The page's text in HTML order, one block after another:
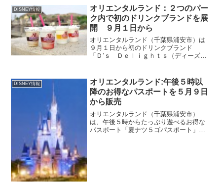
にボーカル・ギターのロスが、「来てく
れてありがとうございます...
DISNEY情報
オリエンタルランド：２つのパー
ク内で初のドリンクブランドを展
開 ９月１日から
オリエンタルランド（千葉県浦安市）は
９月１日から初のドリンクブランド
「Ｄ’ｓ Ｄｅｌｉｇｈｔｓ（ディーズ・
１弾は９種類のコールドドリンクを展
開。１１月からはホットドリン...
DISNEY情報
オリエンタルランド:午後５時以
降のお得なパスポートを５月９日
から販売
オリエンタルランド（千葉県浦安市）
は、午後５時からたっぷり遊べるお得な
パスポート「夏ナツ５ゴパスポート」を